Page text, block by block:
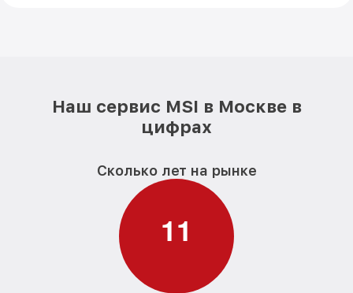
Наш сервис MSI в Москве в
цифрах
Сколько лет на рынке
11